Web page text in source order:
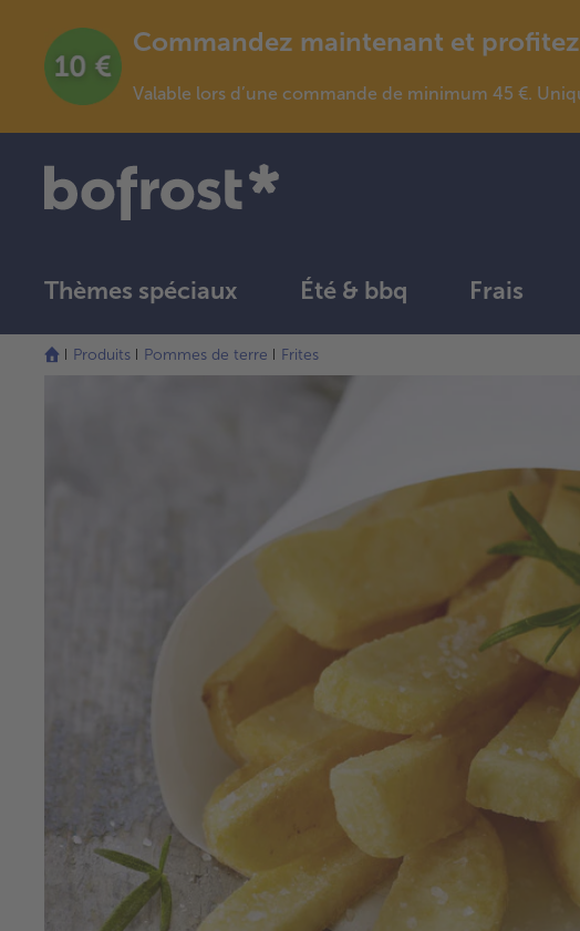
Commandez maintenant et
Valable lors d’une commande de minimum 45 €.
Thèmes spéciaux Été & bbq Frais
Produits Pommes de terre Frites